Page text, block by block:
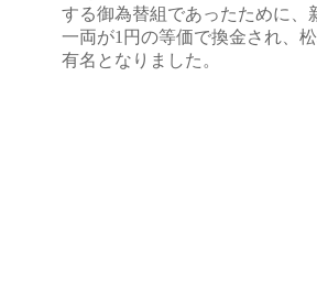
する御為替組であったために、
一両が1円の等価で換金され、
有名となりました。